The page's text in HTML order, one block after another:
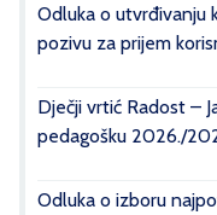
Odluka o utvrđivanju
pozivu za prijem
Dječji vrtić Radost –
pedagošku 2026./
Odluka o izboru